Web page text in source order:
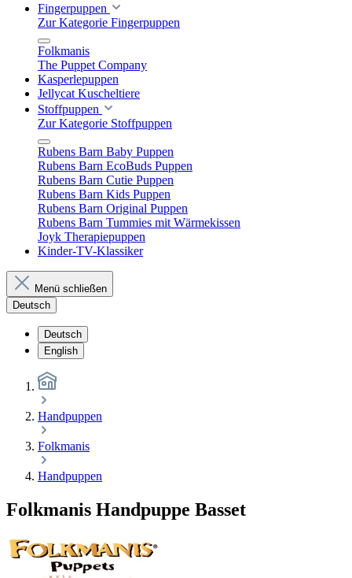
Fingerpuppen
Zur Kategorie Fingerpuppen
Folkmanis
The Puppet Company
Kasperlepuppen
Jellycat Kuscheltiere
Stoffpuppen
Zur Kategorie Stoffpuppen
Rubens Barn Baby Puppen
Rubens Barn EcoBuds Puppen
Rubens Barn Cutie Puppen
Rubens Barn Kids Puppen
Rubens Barn Original Puppen
Rubens Barn Tummies mit Wärmekissen
Joyk Therapiepuppen
Kinder-TV-Klassiker
Menü schließen
Deutsch
Deutsch
English
Handpuppen
Folkmanis
Handpuppen
Folkmanis Handpuppe Basset